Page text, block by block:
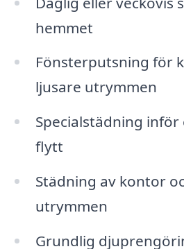
hemmet
Fönsterputsning för
ljusare utrymmen
Specialstädning
flytt
Städning av kontor
utrymmen
Grundlig